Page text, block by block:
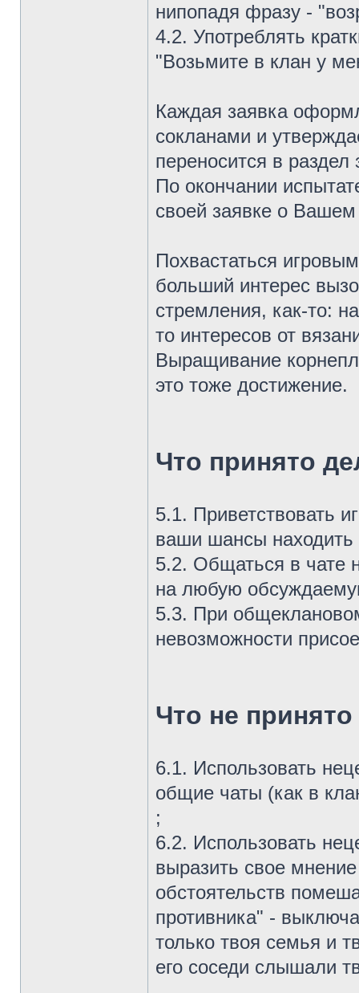
нипопадя фразу -
4.2. Употреблять
"Возьмите в клан у
Каждая заявка
сокланами и
переносится в
По окончании
своей заявке о
Похвастаться
больший интерес
стремления, как-то:
то интересов от
Выращивание
это тоже достижение.
Что принято
5.1. Приветствовать
ваши шансы
5.2. Общаться в чате
на любую
5.3. При
невозможности
Что не
6.1. Использовать
общие чаты (как в
;
6.2. Использовать
выразить свое
обстоятельств
противника" -
только твоя семья и
его соседи слышали